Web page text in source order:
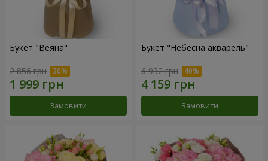
Букет "Веяна"
2 856 грн
Замовити
Букет "Небесна акварель"
6 932 грн
Замовити